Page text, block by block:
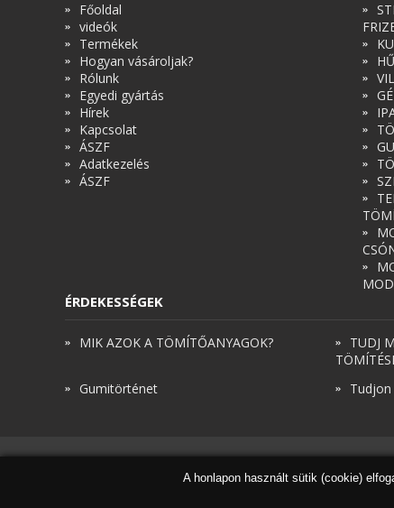
Főoldal
videók
Termékek
Hogyan vásároljak?
Rólunk
Egyedi gyártás
Hírek
Kapcsolat
ÁSZF
Adatkezelés
ÁSZF
ÉRDEKESSÉGEK
MIK AZOK A TÖMÍTŐANYAGOK?
TUDJ
Gumitörténet
© Török és Társai 2026 - Minden jog fenntartva
A honlapon használt sütik (cookie)